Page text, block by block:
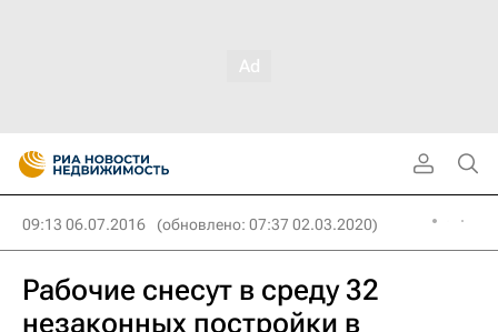
09:13 06.07.2016 (обновлено: 07:37 02.03.2020)
Рабочие снесут в среду 32
незаконных постройки в